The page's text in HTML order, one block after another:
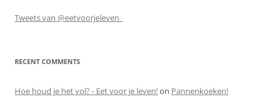
Tweets van @eetvoorjeleven_
RECENT COMMENTS
Hoe houd je het vol? - Eet voor je leven!on Pannenkoeken!